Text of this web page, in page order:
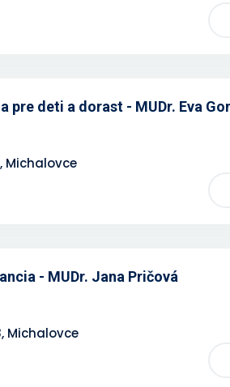
pre deti a dorast - MUDr. Eva
Michalovce
- MUDr. Jana Pričová
Michalovce